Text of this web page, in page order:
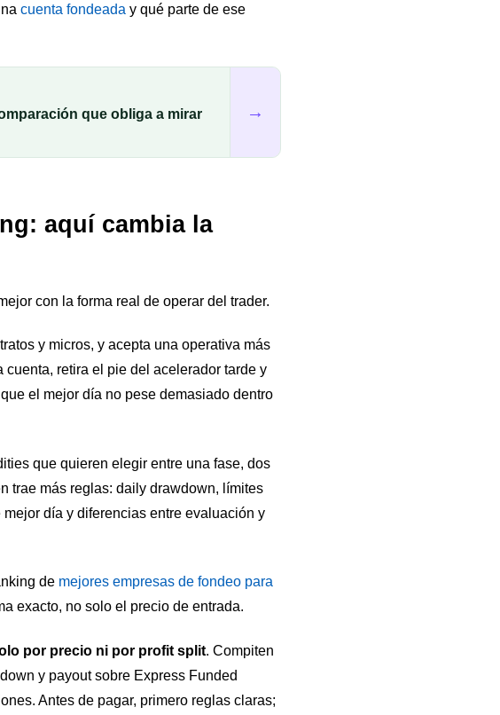
cuenta fondeada y qué parte de ese
que obliga a mirar
→
aquí cambia la
con la forma real de operar del trader.
y micros, y acepta una operativa más
retira el pie del acelerador tarde y
el mejor día no pese demasiado dentro
que quieren elegir entre una fase, dos
trae más reglas: daily drawdown, límites
día y diferencias entre evaluación y
de mejores empresas de fondeo para
exacto, no solo el precio de entrada.
por precio ni por profit split. Compiten
y payout sobre Express Funded
Antes de pagar, primero reglas claras;